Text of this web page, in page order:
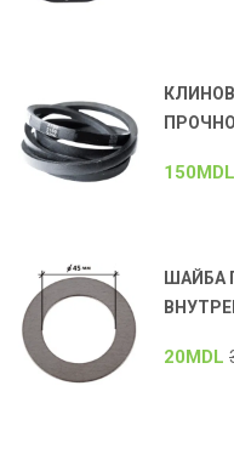
150MDL
ШАЙБА
20MDL